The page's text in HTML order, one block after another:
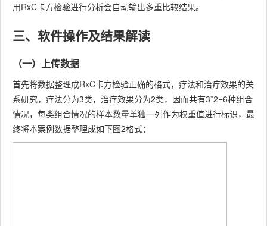
用RxC卡方检验进行分析会自动输出多重比较结果。
三、软件操作及结果解读
（一）上传数据
首先将数据整理成RxC卡方检验正确的格式，疗法和治疗效果的关
系研究，疗法分为3类，治疗效果分为2类，因而共有3*2=6种组合
情况，每类组合情况的样本数量单独一列作为权重值进行标识，最
终将本案例数据整理成如下图2格式：